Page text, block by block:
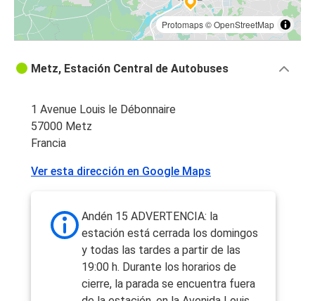
Protomaps©OpenStreetMap
Metz, Estación Central de Autobuses
1 Avenue Louis le Débonnaire
57000 Metz
Francia
Ver esta dirección en Google Maps
Andén 15 ADVERTENCIA: la
estación está cerrada los domingos
y todas las tardes a partir de las
19:00 h. Durante los horarios de
cierre, la parada se encuentra fuera